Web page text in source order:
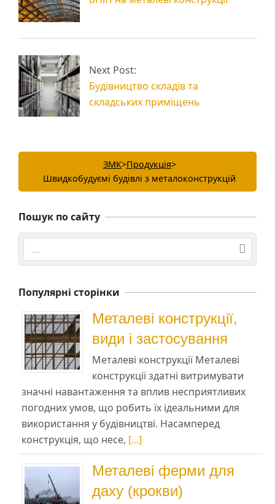
Next Post:
Будівництво складів та
складських приміщень
ЗМК>Продукція>
Швидкобудуємі будівлі з металоконструкцій
Пошук по сайту
Search
Популярні сторінки
Металеві конструкції,
види і застосування
Металеві конструкції Металеві
конструкції здатні витримувати
значні навантаження та вплив несприятливих
погодних умов, що робить їх ідеальними для
використання у будівництві. Насамперед
конструкція, що несе, [...]
Металеві ферми для
даху (крокви)